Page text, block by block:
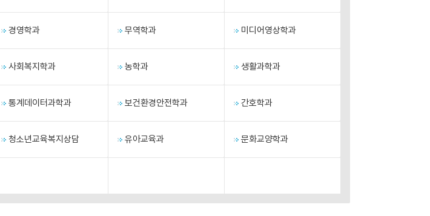
경영학과 무역학과 미디어영상학과
사회복지학과 농학과 생활과학과
통계데이터과학과 보건환경안전학과 간호학과
청소년교육복지상담 유아교육과 문화교양학과